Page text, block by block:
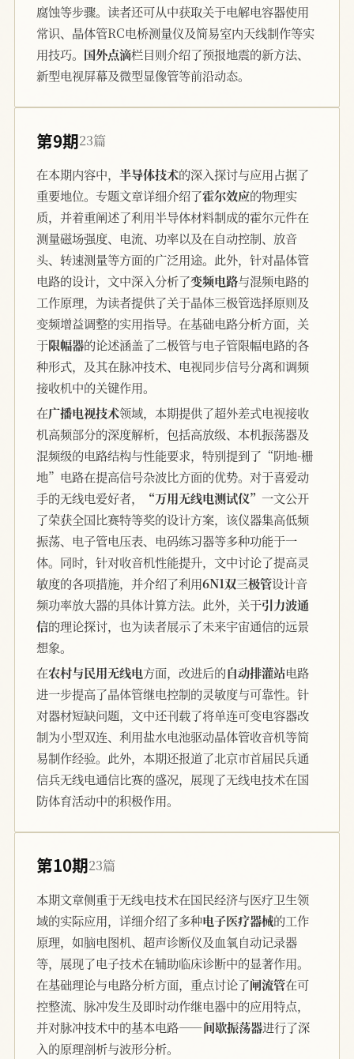
腐蚀等步骤。读者还可从中获取关于电解电容器使用
常识、晶体管RC电桥测量仪及简易室内天线制作等实
用技巧。 国外点滴栏目则介绍了预报地震的新方法、
新型电视屏幕及微型显像管等前沿动态。
第9期23篇
在本期内容中， 半导体技术的深入探讨与应用占据了
重要地位。专题文章详细介绍了霍尔效应的物理实
质，并着重阐述了利用半导体材料制成的霍尔元件在
测量磁场强度、电流、功率以及在自动控制、放音
头、转速测量等方面的广泛用途。此外，针对晶体管
电路的设计，文中深入分析了变频电路与混频电路的
工作原理，为读者提供了关于晶体三极管选择原则及
变频增益调整的实用指导。在基础电路分析方面，关
于限幅器的论述涵盖了二极管与电子管限幅电路的各
种形式，及其在脉冲技术、电视同步信号分离和调频
接收机中的关键作用。
在广播电视技术领域，本期提供了超外差式电视接收
机高频部分的深度解析，包括高放级、本机振荡器及
混频级的电路结构与性能要求，特别提到了“阴地-栅
地”电路在提高信号杂波比方面的优势。对于喜爱动
手的无线电爱好者，
“万用无线电测试仪” 一文公开
了荣获全国比赛特等奖的设计方案，该仪器集高低频
振荡、电子管电压表、电码练习器等多种功能于一
体。同时，针对收音机性能提升，文中讨论了提高灵
敏度的各项措施，并介绍了利用6N1双三极管设计音
频功率放大器的具体计算方法。此外，关于引力波通
信的理论探讨，也为读者展示了未来宇宙通信的远景
想象。
在农村与民用无线电方面，改进后的自动排灌站电路
进一步提高了晶体管继电控制的灵敏度与可靠性。针
对器材短缺问题，文中还刊载了将单连可变电容器改
制为小型双连、利用盐水电池驱动晶体管收音机等简
易制作经验。此外，本期还报道了北京市首届民兵通
信兵无线电通信比赛的盛况，展现了无线电技术在国
防体育活动中的积极作用。
第10期23篇
本期文章侧重于无线电技术在国民经济与医疗卫生领
域的实际应用，详细介绍了多种电子医疗器械的工作
原理，如脑电图机、超声诊断仪及血氧自动记录器
等，展现了电子技术在辅助临床诊断中的显著作用。
在基础理论与电路分析方面，重点讨论了闸流管在可
控整流、脉冲发生及即时动作继电器中的应用特点，
并对脉冲技术中的基本电路——间歇振荡器进行了深
入的原理剖析与波形分析。